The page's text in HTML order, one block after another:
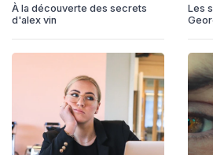
À la découverte des secrets
d'alex vin
Les